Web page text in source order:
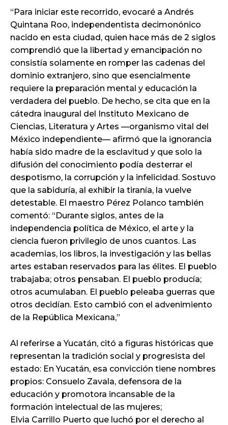
“Para iniciar este recorrido, evocaré a Andrés
Quintana Roo, independentista decimonónico
nacido en esta ciudad, quien hace más de 2 siglos
comprendió que la libertad y emancipación no
consistía solamente en romper las cadenas del
dominio extranjero, sino que esencialmente
requiere la preparación mental y educación la
verdadera del pueblo. De hecho, se cita que en la
cátedra inaugural del Instituto Mexicano de
Ciencias, Literatura y Artes —organismo vital del
México independiente— afirmó que la ignorancia
había sido madre de la esclavitud y que solo la
difusión del conocimiento podía desterrar el
despotismo, la corrupción y la infelicidad. Sostuvo
que la sabiduría, al exhibir la tiranía, la vuelve
detestable. El maestro Pérez Polanco también
comentó: “Durante siglos, antes de la
independencia política de México, el arte y la
ciencia fueron privilegio de unos cuantos. Las
academias, los libros, la investigación y las bellas
artes estaban reservados para las élites. El pueblo
trabajaba; otros pensaban. El pueblo producía;
otros acumulaban. El pueblo peleaba guerras que
otros decidían. Esto cambió con el advenimiento
de la República Mexicana,”
Al referirse a Yucatán, citó a figuras históricas que
representan la tradición social y progresista del
estado: En Yucatán, esa convicción tiene nombres
propios: Consuelo Zavala, defensora de la
educación y promotora incansable de la
formación intelectual de las mujeres;
Elvia Carrillo Puerto que luchó por el derecho al